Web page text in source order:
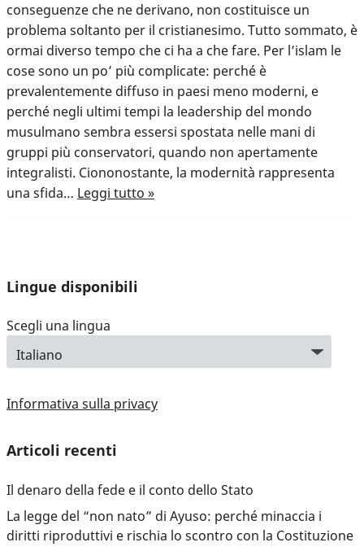
conseguenze che ne derivano, non costituisce un
problema soltanto per il cristianesimo. Tutto sommato, è
ormai diverso tempo che ci ha a che fare. Per l’islam le
cose sono un po’ più complicate: perché è
prevalentemente diffuso in paesi meno moderni, e
perché negli ultimi tempi la leadership del mondo
musulmano sembra essersi spostata nelle mani di
gruppi più conservatori, quando non apertamente
integralisti. Ciononostante, la modernità rappresenta
una sfida… Leggi tutto »
Lingue disponibili
Scegli una lingua
Informativa sulla privacy
Articoli recenti
Il denaro della fede e il conto dello Stato
La legge del “non nato” di Ayuso: perché minaccia i
diritti riproduttivi e rischia lo scontro con la Costituzione